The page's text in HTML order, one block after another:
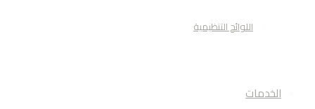
اللوائح التنظيمية
الخدمات